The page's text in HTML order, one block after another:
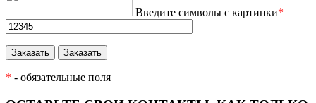
Введите символы с картинки*
* - обязательные поля